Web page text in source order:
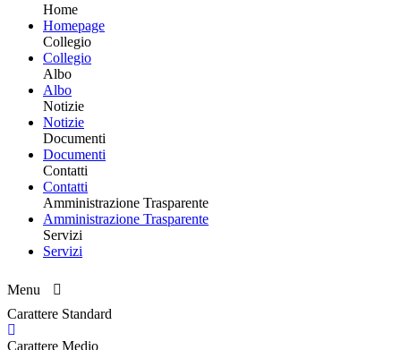
Home
Homepage
Collegio
Collegio
Albo
Albo
Notizie
Notizie
Documenti
Documenti
Contatti
Contatti
Amministrazione Trasparente
Amministrazione Trasparente
Servizi
Servizi
Menu
Carattere Standard
Carattere Medio